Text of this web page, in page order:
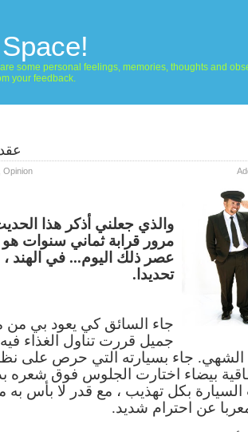
some personal feelings, memories, thoughts and
your feedback.
Opinion
والذي جعلني أذكر هذا
مرور قرابة ثماني سنوات هو
عصر ذلك اليوم... في الهند ،
تحديدا.
جاء السائق كي يعود بي من
جميل قررت تناول الغذاء
الشهي. جاء بسيارته التي حرص على
بيضاء اختارت الجلوس فوق شعره
السيارة بكل تهذيب ، مع قدر لا بأس به
عن احترام شديد.